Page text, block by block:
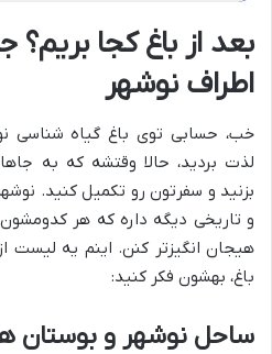
بعد از باغ کجا
اطراف نوشهر
خب، حسابی توی باغ گیاه شناسی
لذت بردید، حالا وقتشه که به
بزنید و سفرتون رو تکمیل کنید.
و تاریخی دیگه داره که هر
هیجان انگیزتر کنن. اینم یه لیست
باغ، بهشون فکر کنید:
ساحل نوشهر و بوستان